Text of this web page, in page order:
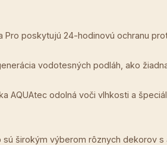
poskytujú 24-hodinovú ochranu
vodotesných podláh, ako
AQUAtec odolná voči vlhkosti a
sú širokým výberom rôznych dekorov